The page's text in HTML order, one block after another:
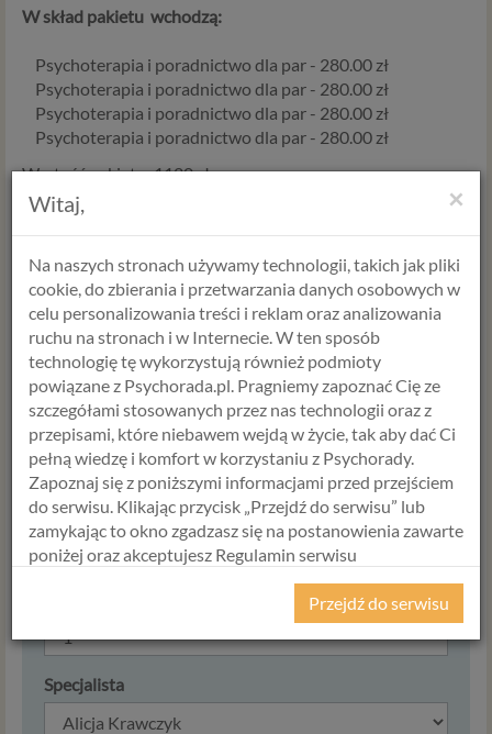
W skład pakietu wchodzą:
Psychoterapia i poradnictwo dla par - 280.00 zł
Psychoterapia i poradnictwo dla par - 280.00 zł
Psychoterapia i poradnictwo dla par - 280.00 zł
Psychoterapia i poradnictwo dla par - 280.00 zł
Wartość pakietu: 1120 zł
Zamawiając ten pakiet z rabatem 15% oszczędzasz 168 zł i
zapłacisz 952 zł
Formularz zamówienia
Tak, zamawiamPakiet Terapia
dla par - 4 kosultacje x 90 min z
rabatem 15%w cenie952,00 zł.
Cena
952,00zł
Specjalista
×
Witaj,
Na naszych stronach używamy technologii, takich jak pliki
cookie, do zbierania i przetwarzania danych osobowych w
celu personalizowania treści i reklam oraz analizowania
ruchu na stronach i w Internecie. W ten sposób
technologię tę wykorzystują również podmioty
powiązane z Psychorada.pl. Pragniemy zapoznać Cię ze
szczegółami stosowanych przez nas technologii oraz z
przepisami, które niebawem wejdą w życie, tak aby dać Ci
pełną wiedzę i komfort w korzystaniu z Psychorady.
Zapoznaj się z poniższymi informacjami przed przejściem
do serwisu. Klikając przycisk „Przejdź do serwisu” lub
zamykając to okno zgadzasz się na postanowienia zawarte
poniżej oraz akceptujesz Regulamin serwisu
Psychorada.pl i Politykę Prywatności.
Rozporządzenie Parlamentu Europejskiego i Rady (UE)
Przejdź do serwisu